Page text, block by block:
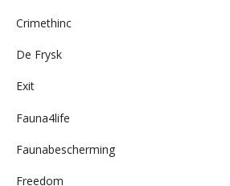
Crimethinc
De Frysk
Exit
Fauna4life
Faunabescherming
Freedom